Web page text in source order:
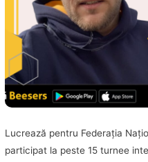
Lucrează pentru Federaţia
participat la peste 15 turnee